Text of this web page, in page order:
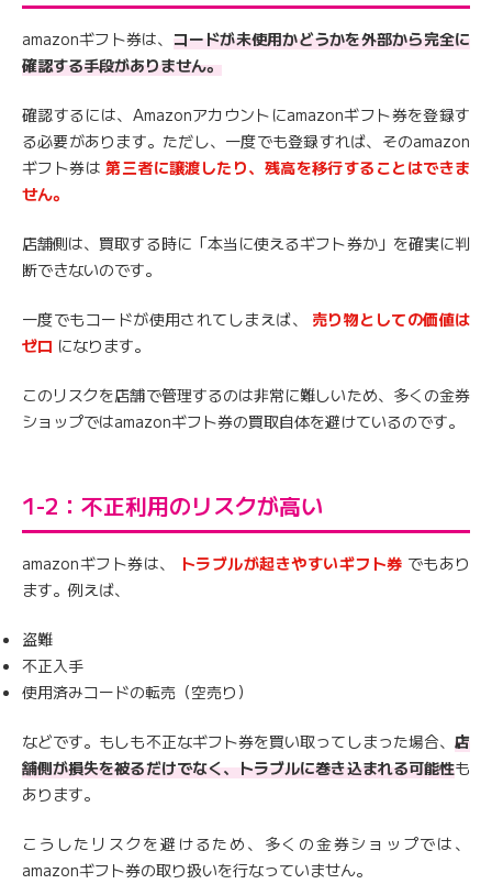
amazonギフト券は、 コードが未使用かどうかを外部から完全に
確認する手段がありません。
確認するには、Amazonアカウントにamazonギフト券を登録す
る必要があります。ただし、一度でも登録すれば、そのamazon
ギフト券は 第三者に譲渡したり、残高を移行することはできま
せん。
店舗側は、買取する時に「本当に使えるギフト券か」を確実に判
断できないのです。
一度でもコードが使用されてしまえば、
売り物としての価値は
ゼロ になります。
このリスクを店舗で管理するのは非常に難しいため、多くの金券
ショップではamazonギフト券の買取自体を避けているのです。
1-2：不正利用のリスクが高い
amazonギフト券は、 トラブルが起きやすいギフト券 でもあり
ます。例えば、
盗難
不正入手
使用済みコードの転売（空売り）
などです。もしも不正なギフト券を買い取ってしまった場合、 店
舗側が損失を被るだけでなく、トラブルに巻き込まれる可能性も
あります。
こうしたリスクを避けるため、多くの金券ショップでは、
amazonギフト券の取り扱いを行なっていません。